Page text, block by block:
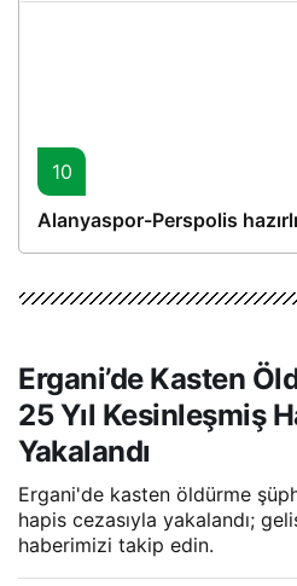
10
Alanyaspor-Perspolis
Ergani’de Kasten
25 Yıl Kesinleşmiş
Yakalandı
Ergani'de kasten öldürme
hapis cezasıyla yakalandı;
haberimizi takip edin.